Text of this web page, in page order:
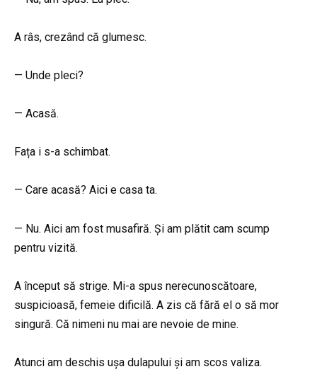
A râs, crezând că glumesc.
— Unde pleci?
— Acasă.
Fața i s-a schimbat.
— Care acasă? Aici e casa ta.
— Nu. Aici am fost musafiră. Și am plătit cam scump
pentru vizită.
A început să strige. Mi-a spus nerecunoscătoare,
suspicioasă, femeie dificilă. A zis că fără el o să mor
singură. Că nimeni nu mai are nevoie de mine.
Atunci am deschis ușa dulapului și am scos valiza.